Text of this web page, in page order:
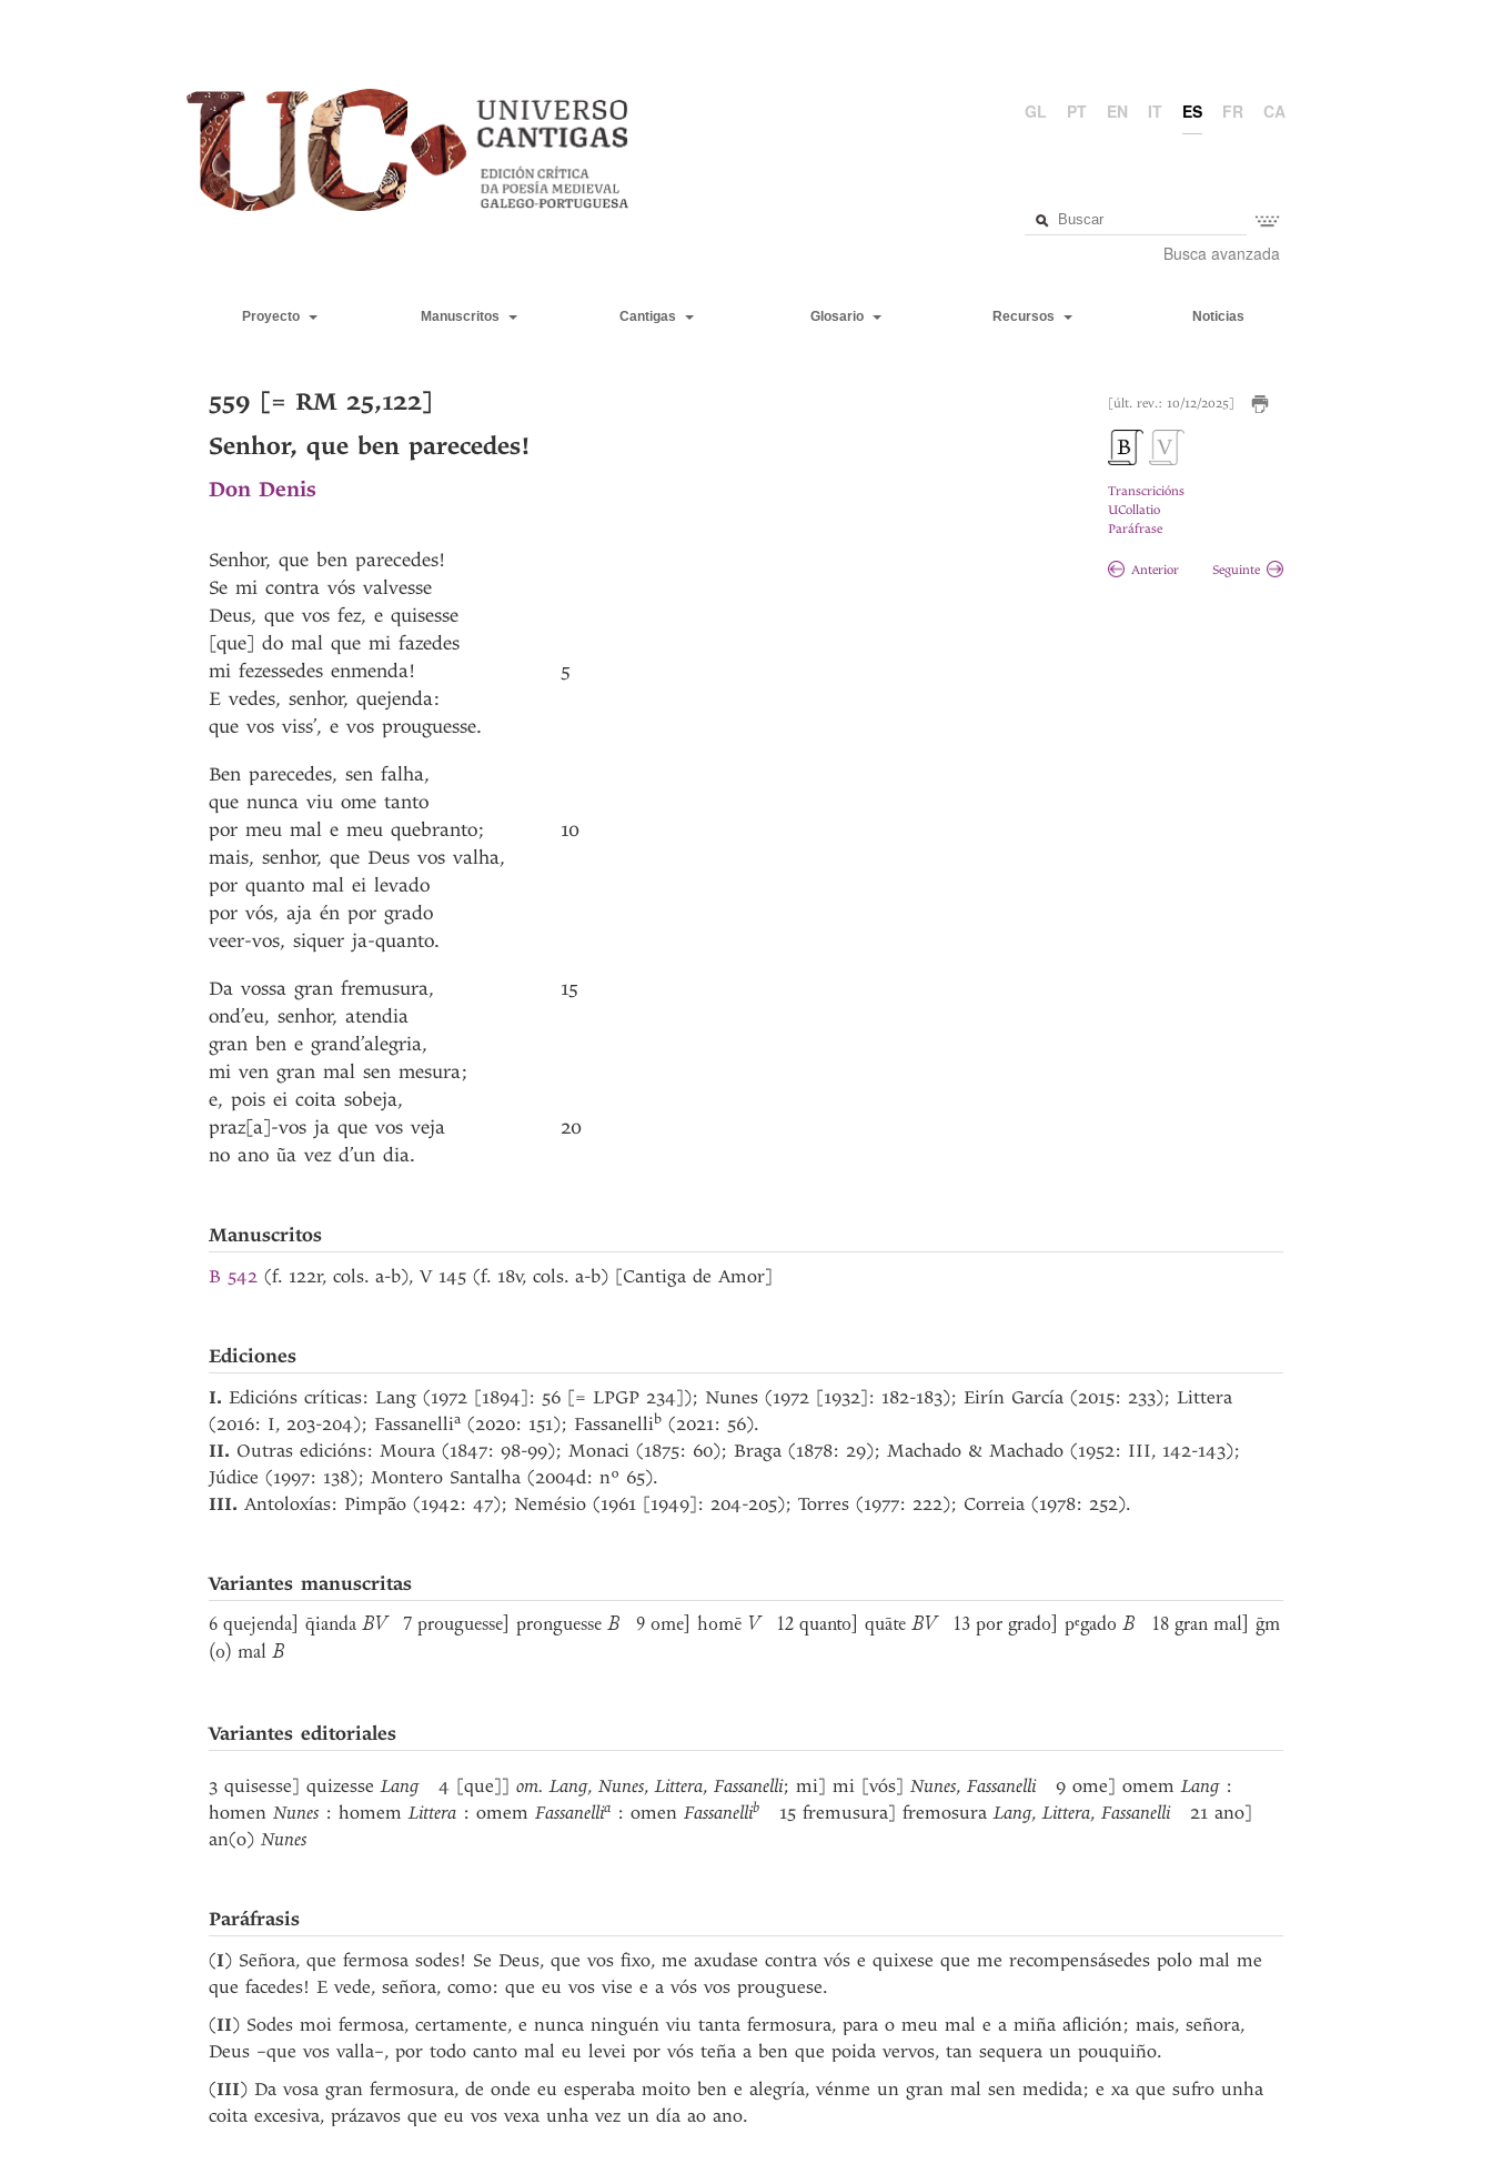
GL PT EN IT ES FR CA
Busca avanzada
Proyecto Manuscritos Cantigas Glosario Recursos Noticias
[últ. rev.: 10/12/2025]
Transcricións
UCollatio
Paráfrase
Anterior Seguinte
559 [= RM 25,122]
Senhor, que ben parecedes!
Don Denis
Senhor, que ben parecedes!
Se mi contra vós valvesse
Deus, que vos fez, e quisesse
[que] do mal que mi fazedes
mi fezessedes enmenda!
E vedes, senhor, quejenda:
que vos viss’, e vos prouguesse.
Ben parecedes, sen falha,
que nunca viu ome tanto
por meu mal e meu quebranto;
mais, senhor, que Deus vos valha,
por quanto mal ei levado
por vós, aja én por grado
veer-vos, siquer ja-quanto.
Da vossa gran fremusura,
ond’eu, senhor, atendia
gran ben e grand’alegria,
mi ven gran mal sen mesura;
e, pois ei coita sobeja,
praz[a]-vos ja que vos veja
no ano ũa vez d’un dia.
5
10
15
20
Manuscritos
B 542 (f. 122r, cols. a-b), V 145 (f. 18v, cols. a-b) [Cantiga de Amor]
Ediciones
I. Edicións críticas: Lang (1972 [1894]: 56 [= LPGP 234]); Nunes (1972 [1932]: 182-183); Eirín García (2015: 233); Littera
(2016: I, 203-204); Fassanellia (2020: 151); Fassanellib (2021: 56).
II. Outras edicións: Moura (1847: 98-99); Monaci (1875: 60); Braga (1878: 29); Machado & Machado (1952: III, 142-143);
Júdice (1997: 138); Montero Santalha (2004d: nº 65).
III. Antoloxías: Pimpão (1942: 47); Nemésio (1961 [1949]: 204-205); Torres (1977: 222); Correia (1978: 252).
Variantes manuscritas
6 quejenda] q̄ianda BV 7 prouguesse] pronguesse B 9 ome] homē V 12 quanto] quāte BV 13 por grado] pᵉgado B 18 gran mal] ḡm
(o) mal B
Variantes editoriales
3 quisesse] quizesseLang 4 [que]] om. Lang, Nunes,Littera, Fassanelli; mi] mi [vós] Nunes, Fassanelli9 ome] omemLang :
homen Nunes : homemLittera : omem Fassanellia : omen Fassanellib 15 fremusura] fremosuraLang,Littera, Fassanelli21 ano]
an(o) Nunes
Paráfrasis
(I) Señora, que fermosa sodes! Se Deus, que vos fixo, me axudase contra vós e quixese que me recompensásedes polo mal me
que facedes! E vede, señora, como: que eu vos vise e a vós vos prouguese.
(II) Sodes moi fermosa, certamente, e nunca ninguén viu tanta fermosura, para o meu mal e a miña aflición; mais, señora,
Deus –que vos valla–, por todo canto mal eu levei por vós teña a ben que poida vervos, tan sequera un pouquiño.
(III) Da vosa gran fermosura, de onde eu esperaba moito ben e alegría, vénme un gran mal sen medida; e xa que sufro unha
coita excesiva, prázavos que eu vos vexa unha vez un día ao ano.